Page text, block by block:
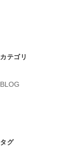
カテゴリ
BLOG
タグ